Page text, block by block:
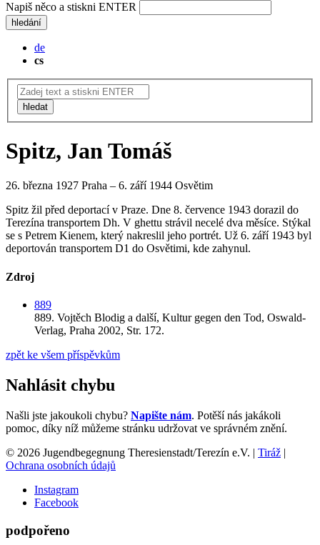
Napiš něco a stiskni ENTER
hledání
de
cs
hledat
Spitz, Jan Tomáš
26. března 1927 Praha – 6. září 1944 Osvětim
Spitz žil před deportací v Praze. Dne 8. července 1943 dorazil do
Terezína transportem Dh. V ghettu strávil necelé dva měsíce. Stýkal
se s Petrem Kienem, který nakreslil jeho portrét. Už 6. září 1943 byl
deportován transportem D1 do Osvětimi, kde zahynul.
Zdroj
889
889. Vojtěch Blodig a další, Kultur gegen den Tod, Oswald-
Verlag, Praha 2002, Str. 172.
zpět ke všem příspěvkům
Nahlásit chybu
Našli jste jakoukoli chybu? Napište nám. Potěší nás jakákoli
pomoc, díky níž můžeme stránku udržovat ve správném znění.
© 2026 Jugendbegegnung Theresienstadt/Terezín e.V. | Tiráž |
Ochrana osobních údajů
Instagram
Facebook
podpořeno